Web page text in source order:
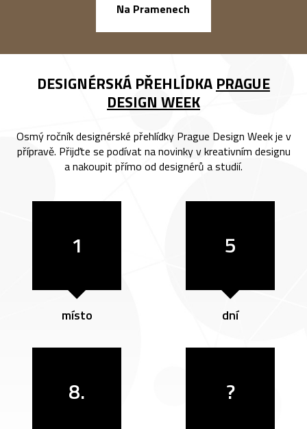
Na Pramenech
DESIGNÉRSKÁ PŘEHLÍDKA PRAGUE
DESIGN WEEK
Osmý ročník designérské přehlídky Prague Design Week je v
přípravě. Přijďte se podívat na novinky v kreativním designu
a nakoupit přímo od designérů a studií.
1
místo
5
dní
8. ?